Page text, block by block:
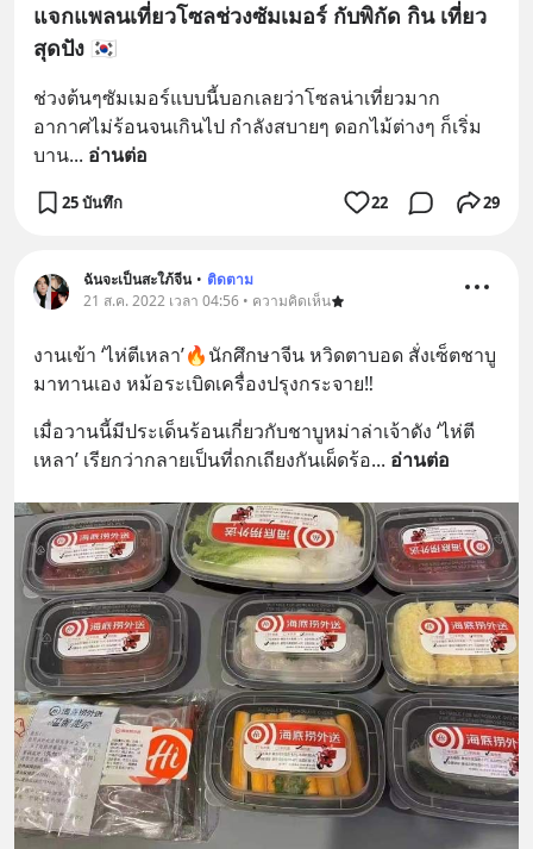
แจกแพลนเที่ยวโซลช่วงซัมเมอร์ กับพิกัด กิน เที่ยว
สุดปัง 🇰🇷
ช่วงต้นๆซัมเมอร์แบบนี้บอกเลยว่าโซลน่าเที่ยวมาก
อากาศไม่ร้อนจนเกินไป กำลังสบายๆ ดอกไม้ต่างๆ ก็เริ่ม
บาน... อ่านต่อ
25 บันทึก 22 29
ฉันจะเป็นสะใภ้จีน • ติดตาม
21 ส.ค. 2022 เวลา 04:56 • ความคิดเห็น
งานเข้า ‘ไห่ตีเหลา’🔥นักศึกษาจีน หวิดตาบอด สั่งเซ็ตชาบู
มาทานเอง หม้อระเบิดเครื่องปรุงกระจาย‼️
เมื่อวานนี้มีประเด็นร้อนเกี่ยวกับชาบูหม่าล่าเจ้าดัง ‘ไห่ตี
เหลา’ เรียกว่ากลายเป็นที่ถกเถียงกันเผ็ดร้อ... อ่านต่อ